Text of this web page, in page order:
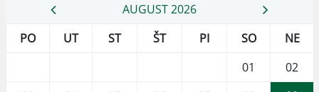
AUGUST 2026
PO
UT ST ŠT PI SO
NE
01
02